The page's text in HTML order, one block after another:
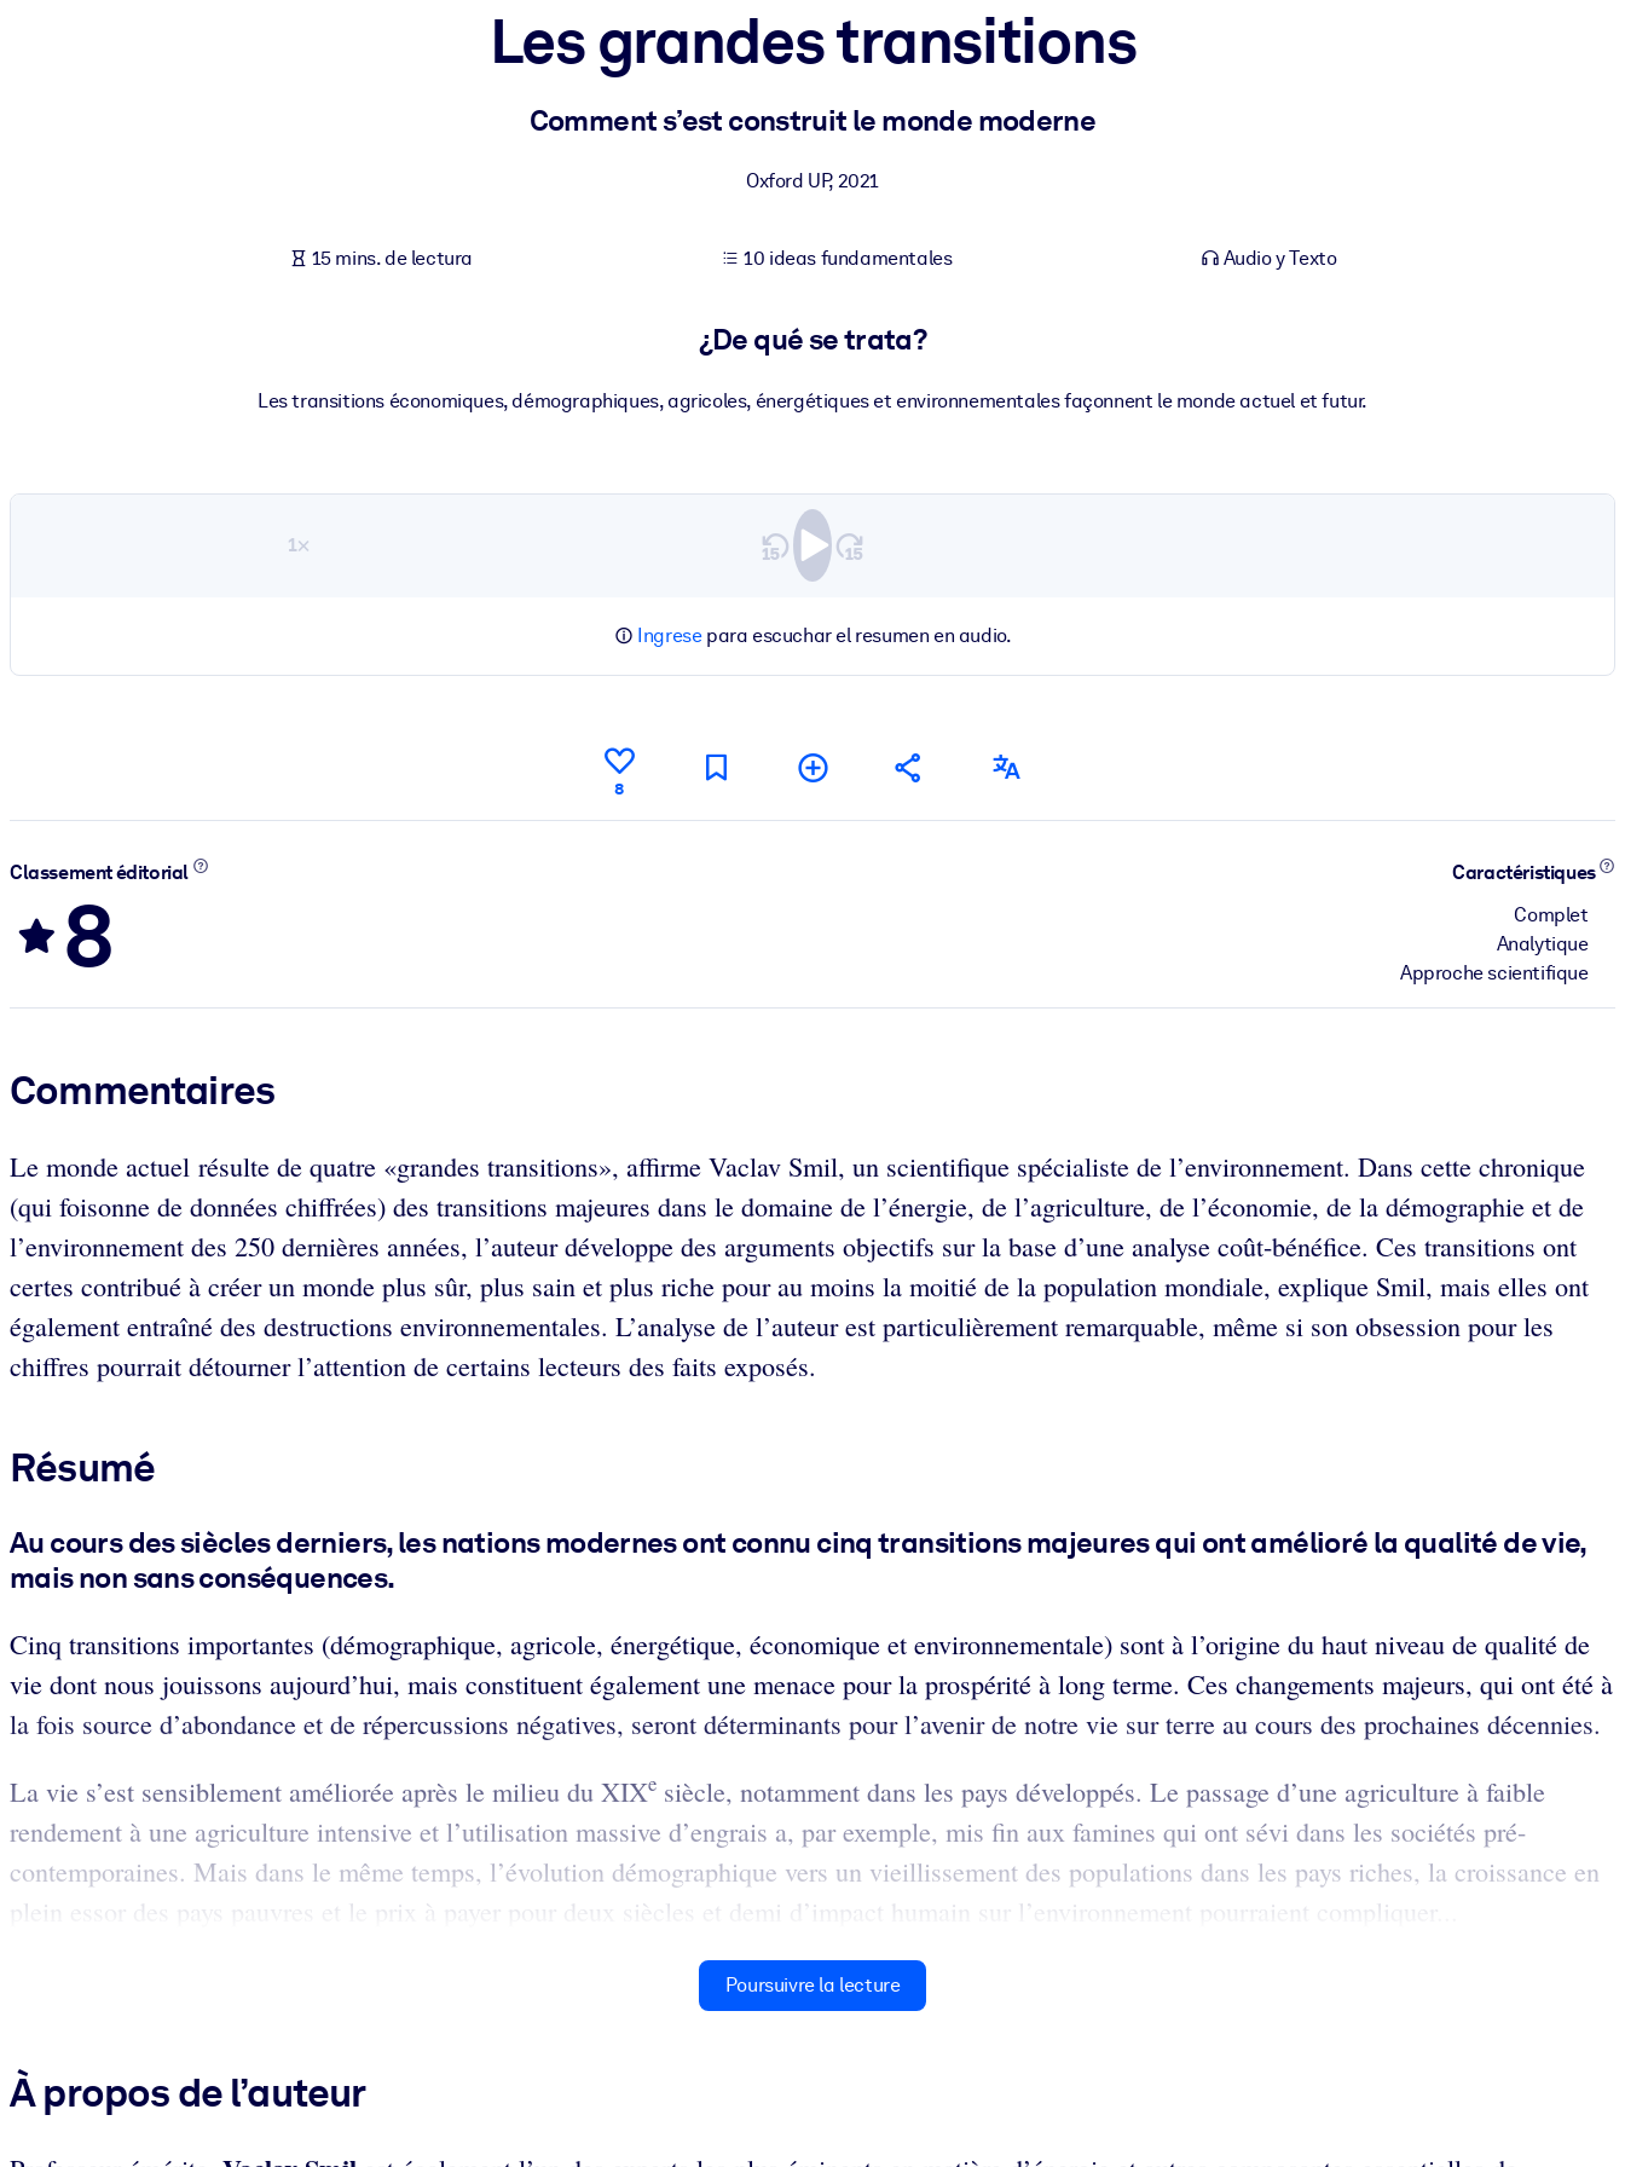
Enriquezca su biblioteca corporativa con conocimientos empresariales confiables y listos para usar.
Alimente sus sistemas de IA con conocimientos fiables y estructurados para mejorar los resultados.
Les grandes transitions
Comment s’est construit le monde moderne
Oxford UP, 2021
15 mins. de lectura 10 ideas fundamentales Audio y Texto
¿De qué se trata?
Les transitions économiques, démographiques, agricoles, énergétiques et environnementales façonnent le monde actuel et futur.
1×
Ingresepara escuchar el resumen en audio.
8
Classement éditorial
8
Caractéristiques
Complet
Analytique
Approche scientifique
Commentaires
Le monde actuel résulte de quatre «grandes transitions», affirme Vaclav Smil, un scientifique spécialiste de l’environnement. Dans cette chronique
(qui foisonne de données chiffrées) des transitions majeures dans le domaine de l’énergie, de l’agriculture, de l’économie, de la démographie et de
l’environnement des 250 dernières années, l’auteur développe des arguments objectifs sur la base d’une analyse coût-bénéfice. Ces transitions ont
certes contribué à créer un monde plus sûr, plus sain et plus riche pour au moins la moitié de la population mondiale, explique Smil, mais elles ont
également entraîné des destructions environnementales. L’analyse de l’auteur est particulièrement remarquable, même si son obsession pour les
chiffres pourrait détourner l’attention de certains lecteurs des faits exposés.
Résumé
Au cours des siècles derniers, les nations modernes ont connu cinq transitions majeures qui ont amélioré la qualité de vie,
mais non sans conséquences.
Cinq transitions importantes (démographique, agricole, énergétique, économique et environnementale) sont à l’origine du haut niveau de qualité de
vie dont nous jouissons aujourd’hui, mais constituent également une menace pour la prospérité à long terme. Ces changements majeurs, qui ont été à
la fois source d’abondance et de répercussions négatives, seront déterminants pour l’avenir de notre vie sur terre au cours des prochaines décennies.
La vie s’est sensiblement améliorée après le milieu du XIXe siècle, notamment dans les pays développés. Le passage d’une agriculture à faible
rendement à une agriculture intensive et l’utilisation massive d’engrais a, par exemple, mis fin aux famines qui ont sévi dans les sociétés pré-
contemporaines. Mais dans le même temps, l’évolution démographique vers un vieillissement des populations dans les pays riches, la croissance en
plein essor des pays pauvres et le prix à payer pour deux siècles et demi d’impact humain sur l’environnement pourraient compliquer...
Poursuivre la lecture
À propos de l’auteur